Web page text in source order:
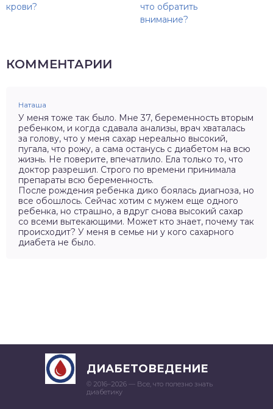
крови?
что обратить
внимание?
КОММЕНТАРИИ
Наташа
У меня тоже так было. Мне 37, беременность вторым
ребенком, и когда сдавала анализы, врач хваталась
за голову, что у меня сахар нереально высокий,
пугала, что рожу, а сама останусь с диабетом на всю
жизнь. Не поверите, впечатлило. Ела только то, что
доктор разрешил. Строго по времени принимала
препараты всю беременность.
После рождения ребенка дико боялась диагноза, но
все обошлось. Сейчас хотим с мужем еще одного
ребенка, но страшно, а вдруг снова высокий сахар
со всеми вытекающими. Может кто знает, почему так
происходит? У меня в семье ни у кого сахарного
диабета не было.
ДИАБЕТОВЕДЕНИЕ
© 2016–2026 — Все, что полезно знать
диабетику